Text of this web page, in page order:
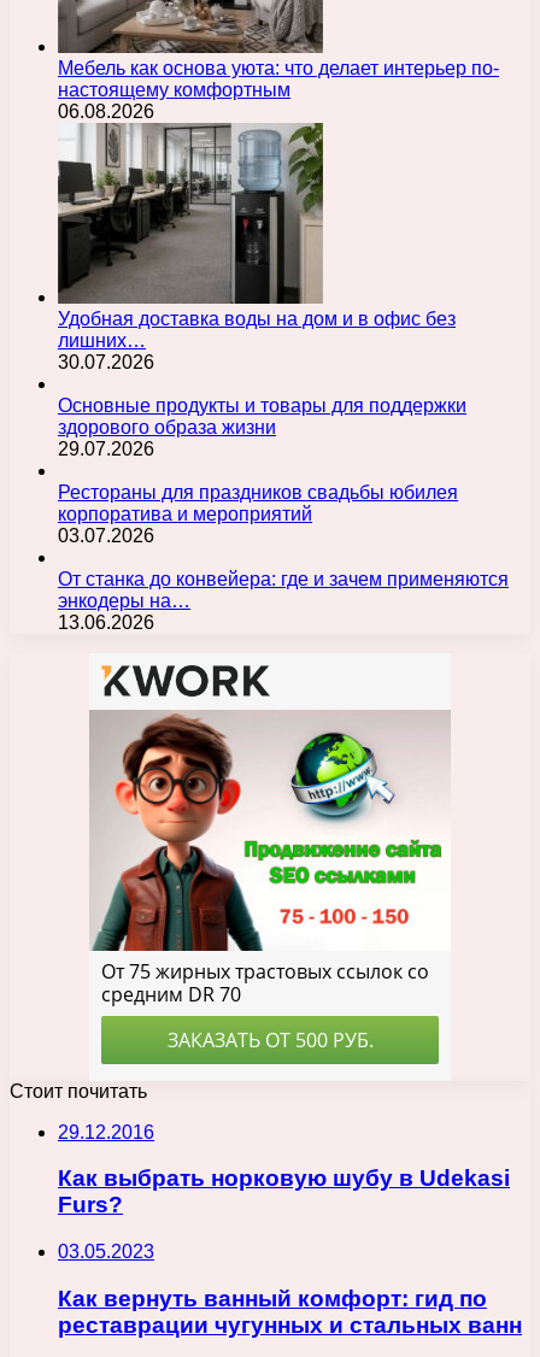
Мебель как основа уюта: что делает интерьер по-
настоящему комфортным
06.08.2026
Удобная доставка воды на дом и в офис без
лишних…
30.07.2026
Основные продукты и товары для поддержки
здорового образа жизни
29.07.2026
Рестораны для праздников свадьбы юбилея
корпоратива и мероприятий
03.07.2026
От станка до конвейера: где и зачем применяются
энкодеры на…
13.06.2026
Стоит почитать
29.12.2016
Как выбрать норковую шубу в Udekasi
Furs?
03.05.2023
Как вернуть ванный комфорт: гид по
реставрации чугунных и стальных ванн